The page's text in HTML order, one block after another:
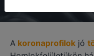
A koronaprofilok jó